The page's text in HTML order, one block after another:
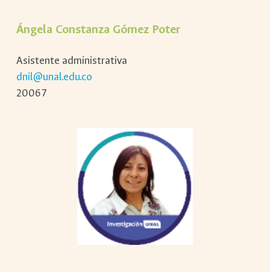
Ángela Constanza Gómez Poter
Asistente administrativa
dnil@unal.edu.co
20067